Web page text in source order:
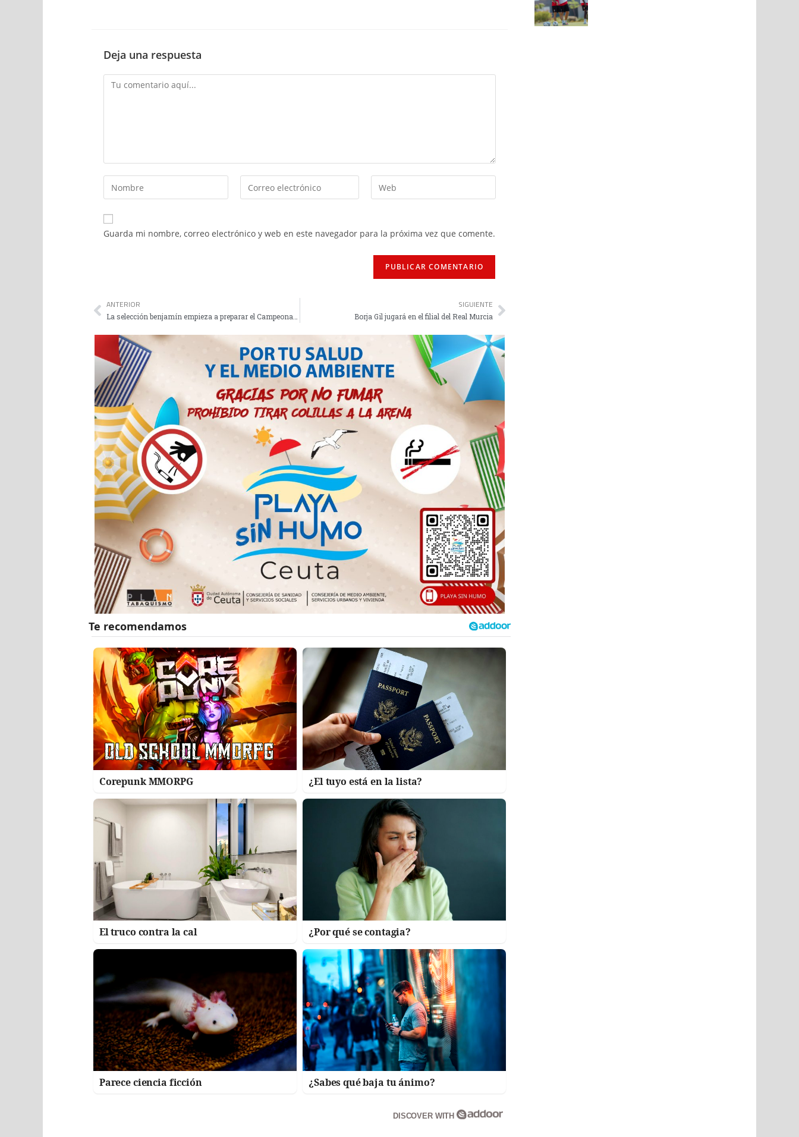
Deja una respuesta
Guarda mi nombre, correo electrónico y web en este navegador para la próxima vez que comente.
ANTERIOR SIGUIENTE
Borja Gil jugará en el filial del Real Murcia
Corepunk MMORPG ¿El tuyo está en la lista?
El truco contra la cal ¿Por qué se contagia?
Parece ciencia ficción ¿Sabes qué baja tu ánimo?
DISCOVER WITH